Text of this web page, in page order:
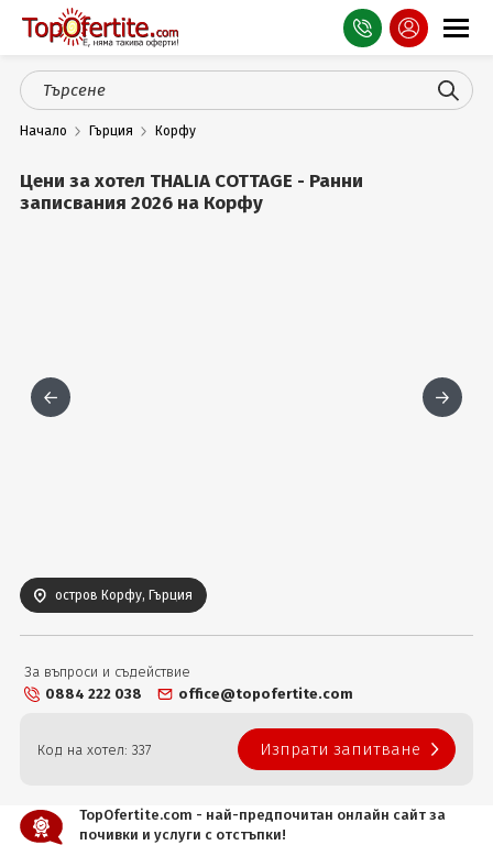
Оферти
СПА
Планина
Турция
Начало Гърция Корфу
Цени за хотел THALIA COTTAGE - Ранни
записвания 2026 на Корфу
остров Корфу, Гърция
За въпроси и съдействие
0884 222 038
office@topofertite.com
Код на хотел: 337 Изпрати запитване
TopOfertite.com - най-предпочитан онлайн сайт за
почивки и услуги с отстъпки!